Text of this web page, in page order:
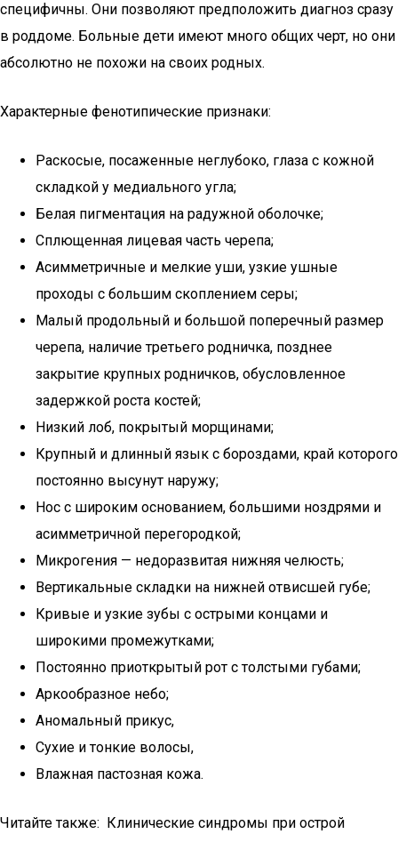
специфичны. Они позволяют предположить диагноз сразу
в роддоме. Больные дети имеют много общих черт, но они
абсолютно не похожи на своих родных.
Характерные фенотипические признаки:
Раскосые, посаженные неглубоко, глаза с кожной
складкой у медиального угла;
Белая пигментация на радужной оболочке;
Сплющенная лицевая часть черепа;
Асимметричные и мелкие уши, узкие ушные
проходы с большим скоплением серы;
Малый продольный и большой поперечный размер
черепа, наличие третьего родничка, позднее
закрытие крупных родничков, обусловленное
задержкой роста костей;
Низкий лоб, покрытый морщинами;
Крупный и длинный язык с бороздами, край которого
постоянно высунут наружу;
Нос с широким основанием, большими ноздрями и
асимметричной перегородкой;
Микрогения — недоразвитая нижняя челюсть;
Вертикальные складки на нижней отвисшей губе;
Кривые и узкие зубы с острыми концами и
широкими промежутками;
Постоянно приоткрытый рот с толстыми губами;
Аркообразное небо;
Аномальный прикус,
Сухие и тонкие волосы,
Влажная пастозная кожа.
Читайте также: Клинические синдромы при острой